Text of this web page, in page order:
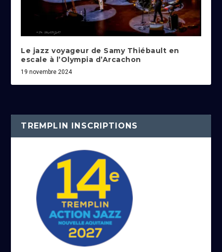
Le jazz voyageur de Samy Thiébault en
escale à l’Olympia d’Arcachon
19 novembre 2024
TREMPLIN INSCRIPTIONS